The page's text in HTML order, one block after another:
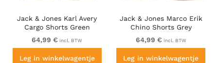
Jack & Jones Karl Avery
Cargo Shorts Green
64,99 € incl. BTW
Leg in winkelwagentje
Jack & Jones Marco Erik
Chino Shorts Grey
64,99 € incl. BTW
Leg in winkelwagentje